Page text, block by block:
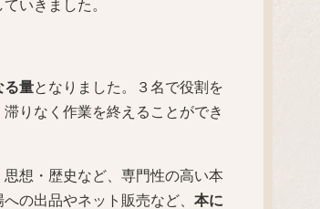
いきました。
る量となりました。３名で役割を
りなく作業を終えることができ
想・歴史など、専門性の高い本
の出品やネット販売など、 本に